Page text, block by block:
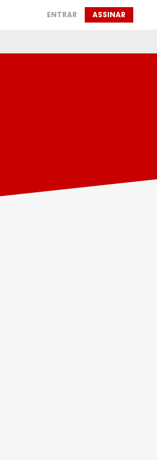
ENTRAR ASSINAR